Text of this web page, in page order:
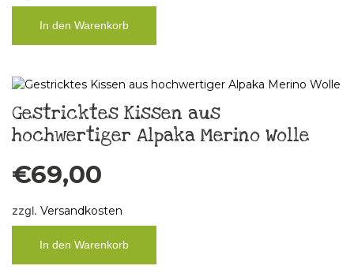
In den Warenkorb
Gestricktes Kissen aus
hochwertiger Alpaka Merino Wolle
€69,00
zzgl. Versandkosten
In den Warenkorb